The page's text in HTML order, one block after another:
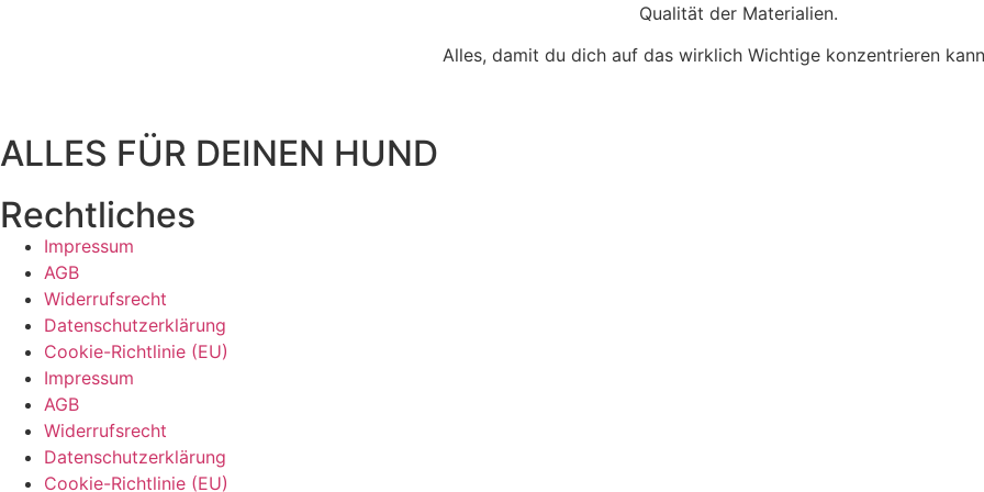
Qualität der Materialien.
Alles, damit du dich auf das wirklich Wichtige konzentrieren
ALLES FÜR DEINEN HUND
Rechtliches
Impressum
AGB
Widerrufsrecht
Datenschutzerklärung
Cookie-Richtlinie (EU)
Impressum
AGB
Widerrufsrecht
Datenschutzerklärung
Cookie-Richtlinie (EU)